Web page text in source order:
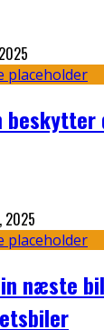
2025
næste